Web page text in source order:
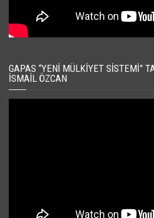
GAPAS “YENI MÜLKIYET SISTEMI”
İSMAIL ÖZCAN